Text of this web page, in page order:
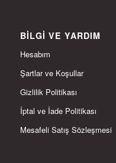
BILGI VE YARDIM
Hesabım
Şartlar ve Koşullar
Gizlilik Politikası
İptal ve İade Politikası
Mesafeli Satış Sözleşmesi